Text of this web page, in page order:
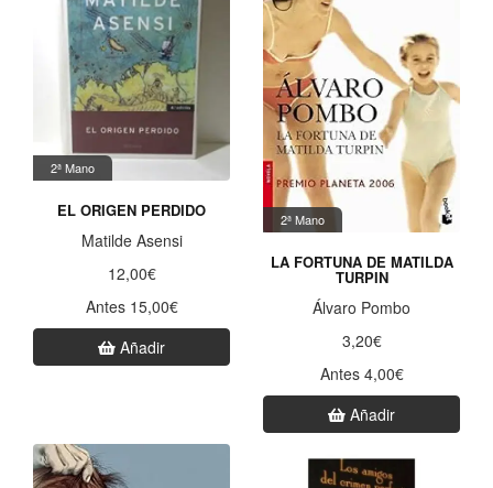
2ª Mano
EL ORIGEN PERDIDO
Matilde Asensi
12,00€
Antes 15,00€
Añadir
2ª Mano
LA FORTUNA DE MATILDA
TURPIN
Álvaro Pombo
3,20€
Antes 4,00€
Añadir